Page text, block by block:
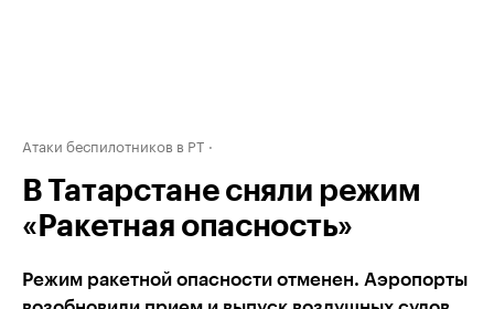
Атаки беспилотников в РТ
В Татарстане сняли режим
«Ракетная опасность»
Режим ракетной опасности отменен. Аэропорты